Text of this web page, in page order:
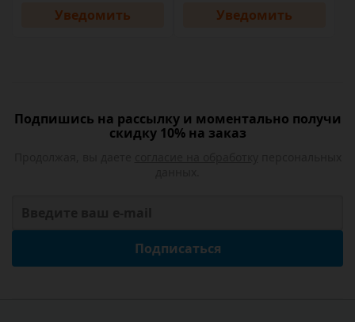
Уведомить Уведомить
Подпишись на рассылку и моментально получи
скидку 10% на заказ
Подписаться